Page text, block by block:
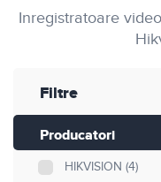
Inregistratoare
Filtre
Producatori
HIKVISION (4)